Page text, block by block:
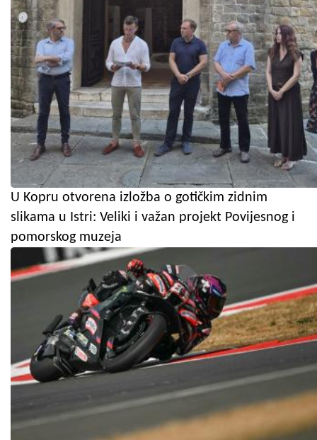
U Kopru otvorena izložba o gotičkim zidnim
slikama u Istri: Veliki i važan projekt Povijesnog i
pomorskog muzeja